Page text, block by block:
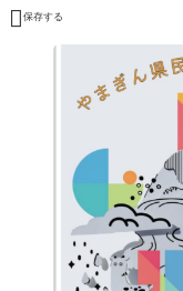
 保存する